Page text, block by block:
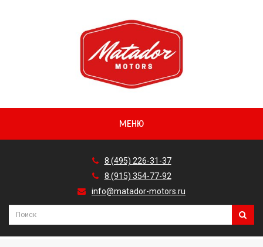
МЕНЮ
8 (495) 226-31-37
8 (915) 354-77-92
info@matador-motors.ru